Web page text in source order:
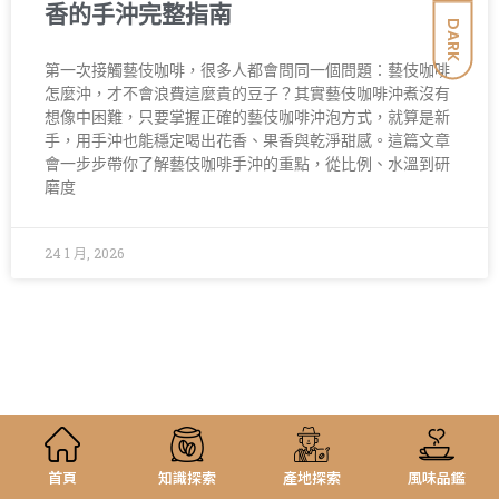
DARK
香的手沖完整指南
第一次接觸藝伎咖啡，很多人都會問同一個問題：藝伎咖啡
怎麼沖，才不會浪費這麼貴的豆子？其實藝伎咖啡沖煮沒有
想像中困難，只要掌握正確的藝伎咖啡沖泡方式，就算是新
手，用手沖也能穩定喝出花香、果香與乾淨甜感。這篇文章
會一步步帶你了解藝伎咖啡手沖的重點，從比例、水溫到研
磨度
24 1 月, 2026
首頁 知識探索 產地探索 風味品鑑